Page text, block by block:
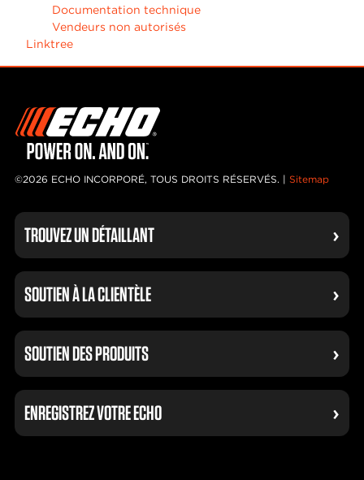
Documentation technique
Vendeurs non autorisés
Linktree
©2026 ECHO INCORPORÉ, TOUS DROITS RÉSERVÉS. | Sitemap
TROUVEZ UN DÉTAILLANT
SOUTIEN À LA CLIENTÈLE
SOUTIEN DES PRODUITS
ENREGISTREZ VOTRE ECHO